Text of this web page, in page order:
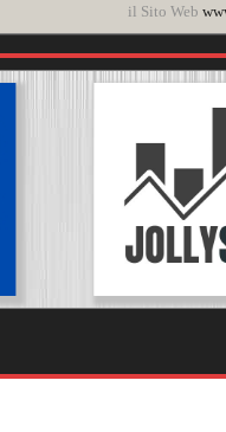
il Sito Web